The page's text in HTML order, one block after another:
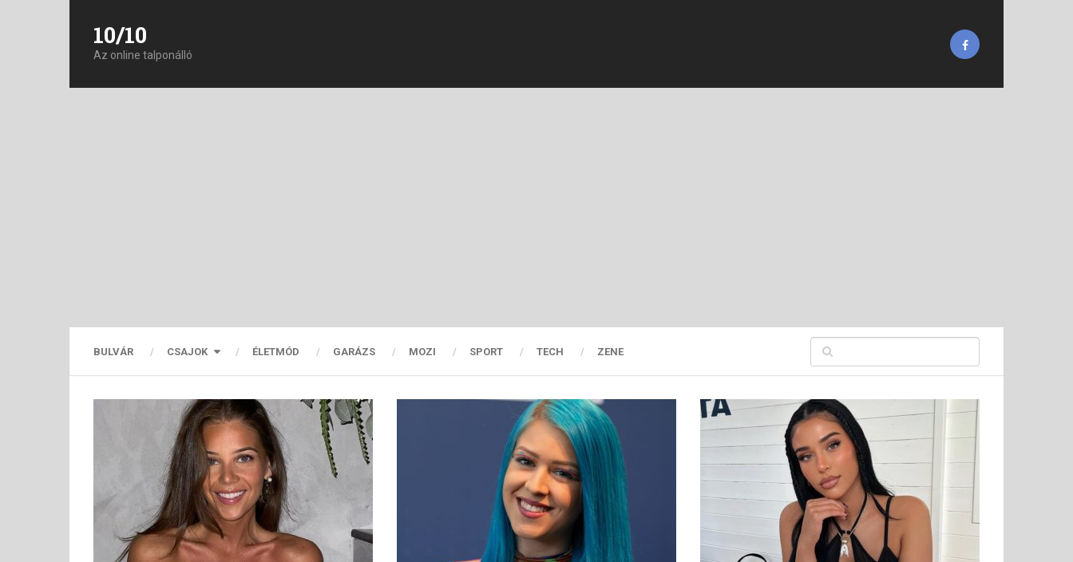
10/10
Az online talponálló
BULVÁR CSAJOK ÉLETMÓD GARÁZS MOZI SPORT TECH ZENE